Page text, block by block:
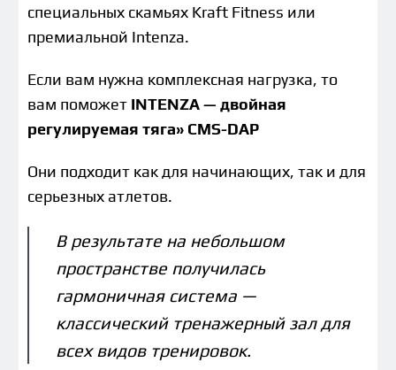
специальных скамьях Kraft Fitness или
премиальной Intenza.
Если вам нужна комплексная нагрузка, то
вам поможет INTENZA — двойная
регулируемая тяга» CMS-DAP
Они подходит как для начинающих, так и для
серьезных атлетов.
В результате на небольшом
пространстве получилась
гармоничная система —
классический тренажерный зал для
всех видов тренировок.